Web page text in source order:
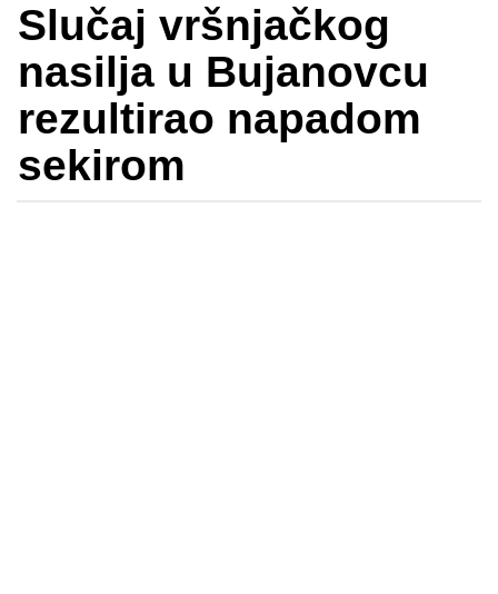
Slučaj vršnjačkog
nasilja u Bujanovcu
rezultirao napadom
sekirom